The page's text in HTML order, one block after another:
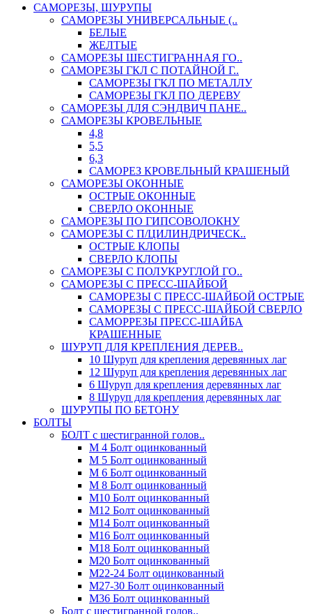
САМОРЕЗЫ, ШУРУПЫ
САМОРЕЗЫ УНИВЕРСАЛЬНЫЕ (..
БЕЛЫЕ
ЖЕЛТЫЕ
САМОРЕЗЫ ШЕСТИГРАННАЯ ГО..
САМОРЕЗЫ ГКЛ С ПОТАЙНОЙ Г..
САМОРЕЗЫ ГКЛ ПО МЕТАЛЛУ
САМОРЕЗЫ ГКЛ ПО ДЕРЕВУ
САМОРЕЗЫ ДЛЯ СЭНДВИЧ ПАНЕ..
САМОРЕЗЫ КРОВЕЛЬНЫЕ
4,8
5,5
6,3
САМОРЕЗ КРОВЕЛЬНЫЙ КРАШЕНЫЙ
САМОРЕЗЫ ОКОННЫЕ
ОСТРЫЕ ОКОННЫЕ
СВЕРЛО ОКОННЫЕ
САМОРЕЗЫ ПО ГИПСОВОЛОКНУ
САМОРЕЗЫ С П/ЦИЛИНДРИЧЕСК..
ОСТРЫЕ КЛОПЫ
СВЕРЛО КЛОПЫ
САМОРЕЗЫ С ПОЛУКРУГЛОЙ ГО..
САМОРЕЗЫ С ПРЕСС-ШАЙБОЙ
САМОРЕЗЫ С ПРЕСС-ШАЙБОЙ ОСТРЫЕ
САМОРЕЗЫ С ПРЕСС-ШАЙБОЙ СВЕРЛО
САМОРРЕЗЫ ПРЕСС-ШАЙБА
КРАШЕННЫЕ
ШУРУП ДЛЯ КРЕПЛЕНИЯ ДЕРЕВ..
10 Шуруп для крепления деревянных лаг
12 Шуруп для крепления деревянных лаг
6 Шуруп для крепления деревянных лаг
8 Шуруп для крепления деревянных лаг
ШУРУПЫ ПО БЕТОНУ
БОЛТЫ
БОЛТ с шестигранной голов..
М 4 Болт оцинкованный
М 5 Болт оцинкованный
М 6 Болт оцинкованный
М 8 Болт оцинкованный
М10 Болт оцинкованный
М12 Болт оцинкованный
М14 Болт оцинкованный
М16 Болт оцинкованный
М18 Болт оцинкованный
М20 Болт оцинкованный
М22-24 Болт оцинкованный
М27-30 Болт оцинкованный
М36 Болт оцинкованный
Болт с шестигранной голов..